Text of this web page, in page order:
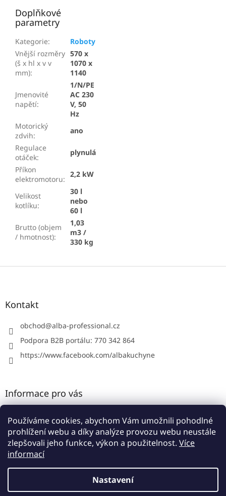
Používáme cookies, abychom Vám umožnili pohodlné
prohlížení webu a díky analýze provozu webu neustále
zlepšovali jeho funkce, výkon a použitelnost. Více
informací
Nastavení
Doplňkové
parametry
Kategorie:
Roboty
Vnější rozměry
(š x hl x v v
mm):
570 x
1070 x
1140
Jmenovité
napětí:
1/N/PE
AC 230
V, 50
Hz
Motorický
zdvih:
ano
Regulace
otáček:
plynulá
Příkon
elektromotoru:
2,2 kW
Velikost
kotlíku:
30 l
nebo
60 l
Brutto (objem
/ hmotnost):
1,03
m3 /
330 kg
Z
Kontakt
obchod@alba-professional.cz
Podpora B2B portálu: 770 342 864
https://www.facebook.com/albakuchyne
Informace pro vás
Obchodní podmínky
Podmínky ochrany osobních údajů
Vytvořil Shoptet